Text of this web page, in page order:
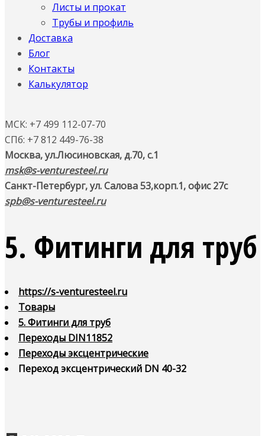
Листы и прокат
Трубы и профиль
Доставка
Блог
Контакты
Калькулятор
МСК: +7 499 112-07-70
СПб: +7 812 449-76-38
Москва, ул.Люсиновская, д.70, с.1
msk@s-venturesteel.ru
Санкт-Петербург, ул. Салова 53,корп.1, офис 27с
spb@s-venturesteel.ru
5. Фитинги для труб
https://s-venturesteel.ru
Товары
5. Фитинги для труб
Переходы DIN11852
Переходы эксцентрические
Переход эксцентрический DN 40-32